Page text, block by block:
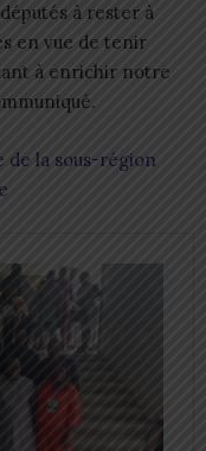
à rester à
en vue de tenir
à enrichir notre
de la sous-région